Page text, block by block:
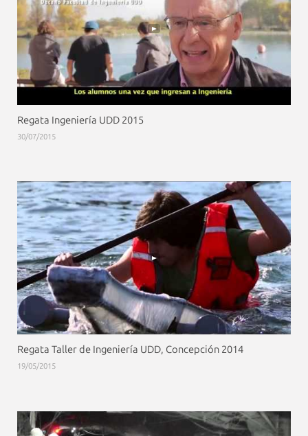
Regata Ingeniería UDD 2015
30/07/2015
Regata Taller de Ingeniería UDD, Concepción 2014
19/05/2015